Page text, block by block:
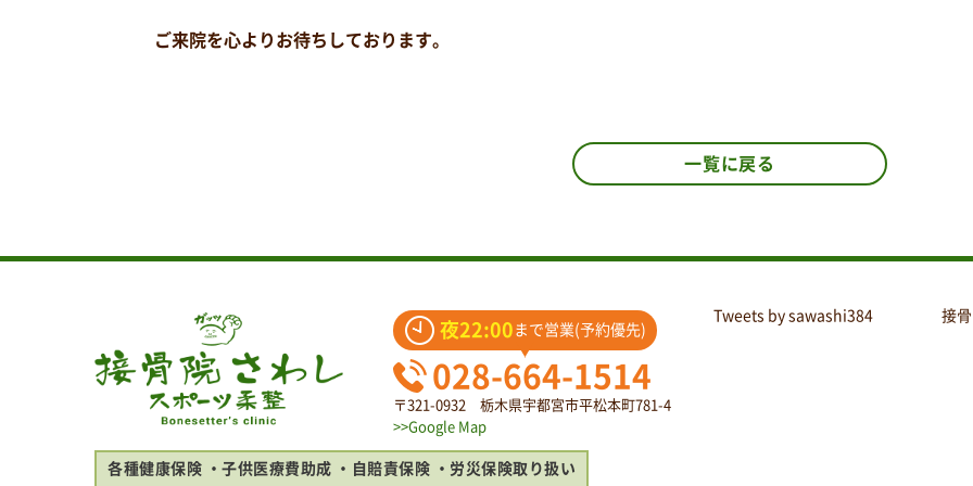
ご来院を心よりお待ちしております。
一覧に戻る
夜22:00 まで営業(予約優先)
028-664-1514
〒321-0932 栃木県宇都宮市平松本町781-4
>>Google Map
各種健康保険 子供医療費助成 自賠責保険 労災保険取り扱い
Tweets by sawashi384 接